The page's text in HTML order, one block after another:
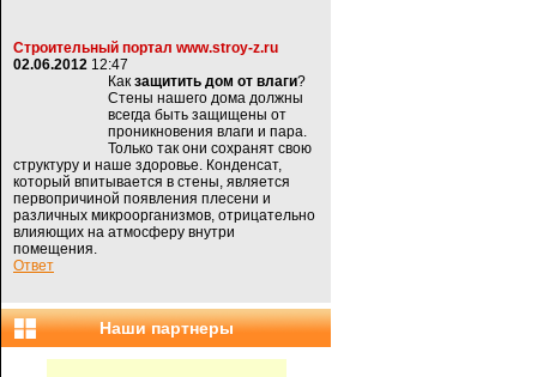
Строительный портал www.stroy-z.ru
02.06.2012 12:47
Как защитить дом от влаги?
Стены нашего дома должны
всегда быть защищены от
проникновения влаги и пара.
Только так они сохранят свою
структуру и наше здоровье. Конденсат,
который впитывается в стены, является
первопричиной появления плесени и
различных микроорганизмов, отрицательно
влияющих на атмосферу внутри
помещения.
Ответ
Наши партнеры